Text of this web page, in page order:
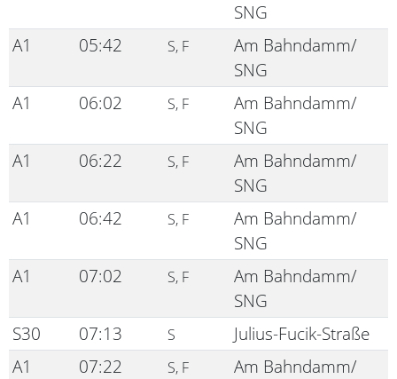
SNG
A1
05:42 S, F
Am Bahndamm/
SNG
A1
06:02 S, F
Am Bahndamm/
SNG
A1
06:22 S, F
Am Bahndamm/
SNG
A1
06:42 S, F
Am Bahndamm/
SNG
A1
07:02 S, F
Am Bahndamm/
SNG
S30
07:13 S
Julius-Fucik-Straße
A1
07:22 S, F
Am Bahndamm/